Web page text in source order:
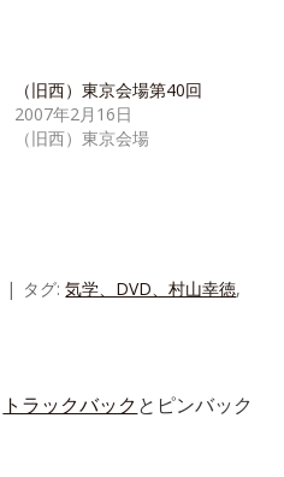
（旧西）東京会場第40回
2007年2月16日
（旧西）東京会場
タグ:気学、DVD、村山幸徳,
トラックバックとピンバック